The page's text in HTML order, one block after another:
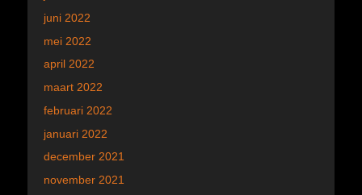
juni 2022
mei 2022
april 2022
maart 2022
februari 2022
januari 2022
december 2021
november 2021